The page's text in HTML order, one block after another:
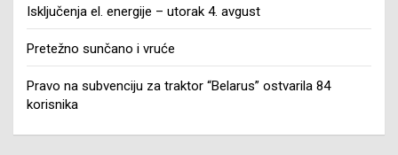
Isključenja el. energije – utorak 4. avgust
Pretežno sunčano i vruće
Pravo na subvenciju za traktor “Belarus” ostvarila 84
korisnika